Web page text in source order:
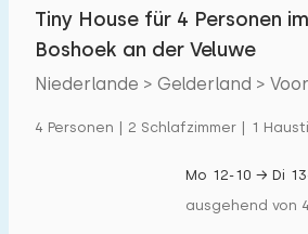
Tiny House für 4 Personen
Boshoek an der Veluwe
Niederlande > Gelderland >
4 Personen | 2 Schlafzimmer | 1
Mo 12-10 → Di
ausgehend von